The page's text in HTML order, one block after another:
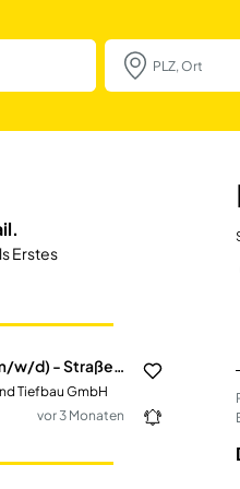
(m/
Erstes
Tiefbau GmbH
vor 3 Monaten